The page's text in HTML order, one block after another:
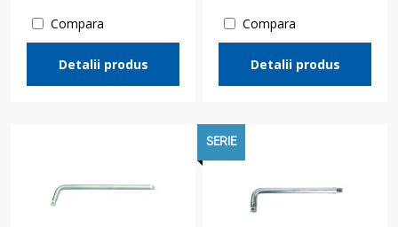
Compara
Detalii produs
Compara
Detalii produs
SERIE